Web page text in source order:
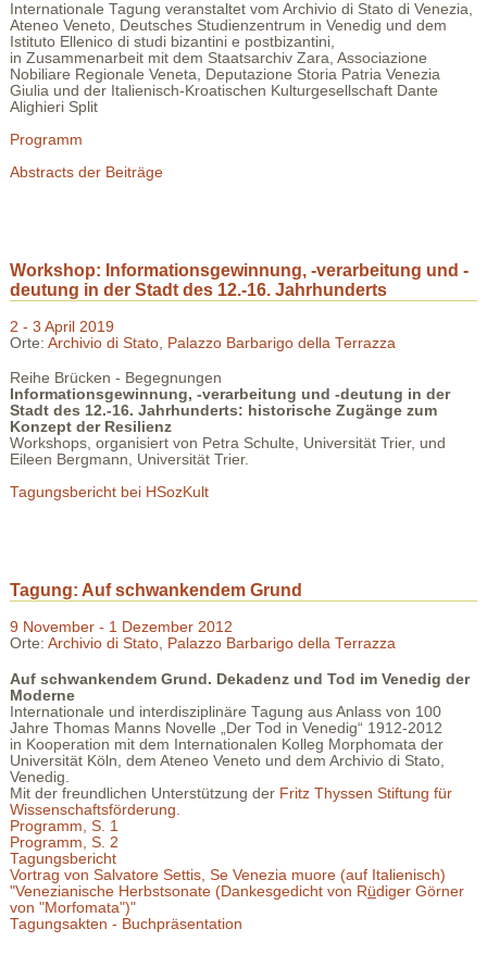
Internationale Tagung veranstaltet vom Archivio di Stato di Venezia,
Ateneo Veneto, Deutsches Studienzentrum in Venedig und dem
Istituto Ellenico di studi bizantini e postbizantini,
in Zusammenarbeit mit dem Staatsarchiv Zara, Associazione
Nobiliare Regionale Veneta, Deputazione Storia Patria Venezia
Giulia und der Italienisch-Kroatischen Kulturgesellschaft Dante
Alighieri Split
Programm
Abstracts der Beiträge
Workshop: Informationsgewinnung, -verarbeitung und -
deutung in der Stadt des 12.-16. Jahrhunderts
2 - 3 April 2019
Orte: Archivio di Stato, Palazzo Barbarigo della Terrazza
Reihe Brücken - Begegnungen
Informationsgewinnung, -verarbeitung und -deutung in der
Stadt des 12.-16. Jahrhunderts: historische Zugänge zum
Konzept der Resilienz
Workshops, organisiert von Petra Schulte, Universität Trier, und
Eileen Bergmann, Universität Trier.
Tagungsbericht bei HSozKult
Tagung: Auf schwankendem Grund
9 November - 1 Dezember 2012
Orte: Archivio di Stato, Palazzo Barbarigo della Terrazza
Auf schwankendem Grund. Dekadenz und Tod im Venedig der
Moderne
Internationale und interdisziplinäre Tagung aus Anlass von 100
Jahre Thomas Manns Novelle „Der Tod in Venedig“ 1912-2012
in Kooperation mit dem Internationalen Kolleg Morphomata der
Universität Köln, dem Ateneo Veneto und dem Archivio di Stato,
Venedig.
Mit der freundlichen Unterstützung der Fritz Thyssen Stiftung für
Wissenschaftsförderung.
Programm, S. 1
Programm, S. 2
Tagungsbericht
Vortrag von Salvatore Settis, Se Venezia muore (auf Italienisch)
"Venezianische Herbstsonate (Dankesgedicht von Rüdiger Görner
von "Morfomata")"
Tagungsakten - Buchpräsentation